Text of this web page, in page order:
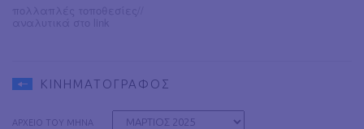
ΚΙΝΗΜΑΤΟΓΡΑΦΟΣ
ΑΡΧΕΙΟ ΤΟΥ ΜΗΝΑ